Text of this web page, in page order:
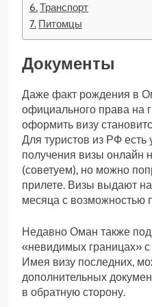
Транспорт
Питомцы
Документы
Даже факт рождения в
официального права на
оформить визу
Для туристов из РФ
получения визы онлайн
(советуем), но можно
прилете. Визы выдают
месяца с возможностью
Недавно Оман также
«невидимых границах»
Имея визу последних,
дополнительных
в обратную сторону.